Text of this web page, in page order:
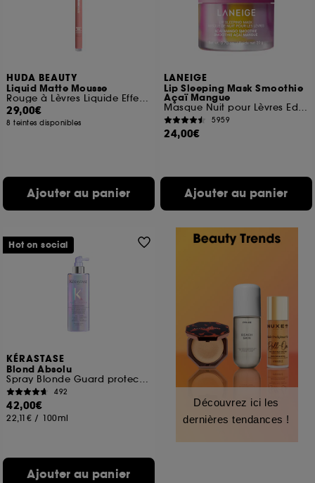
HUDA BEAUTY
Liquid Matte Mousse
Rouge à Lèvres Liquide Effet Velours
29,00€
8 teintes disponibles
Ajouter au panier
LANEIGE
Lip Sleeping Mask Smoothie
Açaï Mangue
Masque Nuit pour Lèvres Edition limitée
5959
24,00€
Ajouter au panier
KÉRASTASE
Blond Absolu
Spray Blonde Guard protecteur cheveux blonds, décolorés, méchés
492
42,00€
22,11€ / 100ml
Ajouter au panier
Hot on social
Découvrez ici les
dernières tendances !